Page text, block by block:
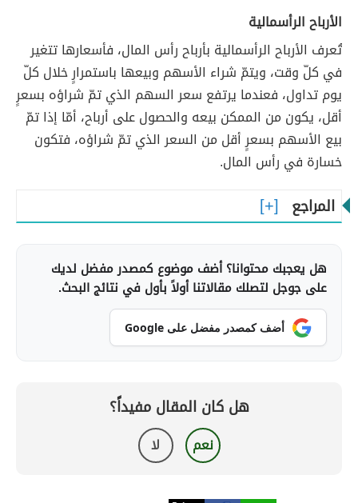
الأرباح الرأسمالية
تُعرف الأرباح الرأسمالية بأرباح رأس المال، فأسعارها تتغير
في كلّ وقت، ويتمّ شراء الأسهم وبيعها باستمرارٍ خلال كلّ
يوم تداول، فعندما يرتفع سعر السهم الذي تمّ شراؤه بسعرٍ
أقل، يكون من الممكن بيعه والحصول على أرباح، أمّا إذا تمّ
بيع الأسهم بسعرٍ أقل من السعر الذي تمّ شراؤه، فتكون
خسارة في رأس المال.
المراجع
هل يعجبك محتوانا؟ أضف موضوع كمصدر مفضل لديك
على جوجل لتصلك مقالاتنا أولاً بأول في نتائج البحث.
أضف كمصدر مفضل على Google
هل كان المقال مفيداً؟
نعم لا